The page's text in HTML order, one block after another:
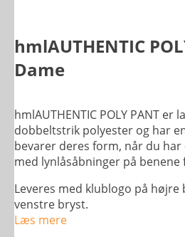
hmlAUTHENTIC
Dame
hmlAUTHENTIC POLY PANT er
dobbeltstrik polyester og har
bevarer deres form, når du har
med lynlåsåbninger på
Leveres med klublogo på højre
venstre bryst.
Læs mere